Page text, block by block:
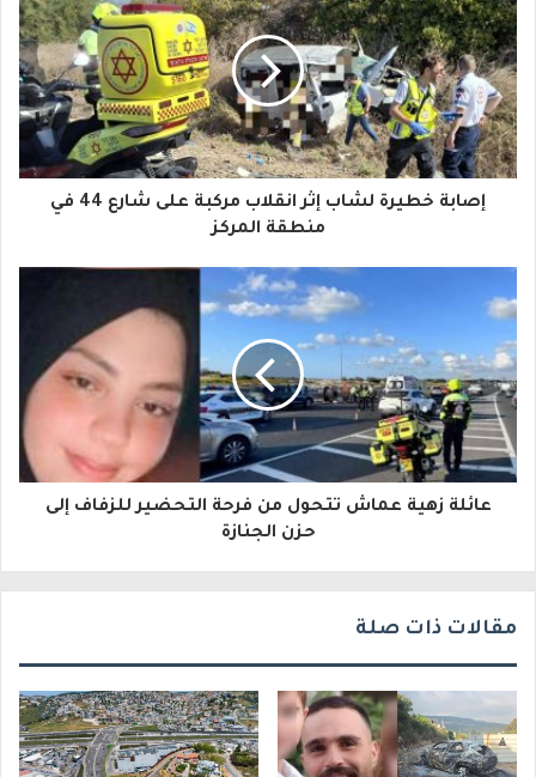
ر
ي
د
ك
ا
إ
ل
ك
ت
ر
و
إصابة خطيرة لشاب إثر انقلاب مركبة على شارع 44 في
منطقة المركز
عائلة زهية عماش تتحول من فرحة التحضير للزفاف إلى
حزن الجنازة
مقالات ذات صلة